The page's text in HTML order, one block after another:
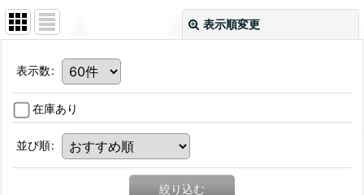
表示順変更
表示数:
在庫あり
並び順:
絞り込む